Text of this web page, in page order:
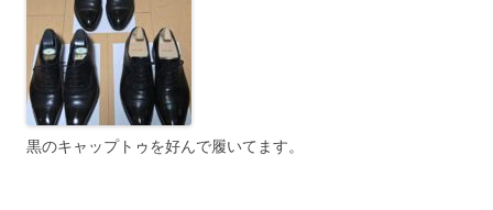
黒のキャップトゥを好んで履いてます。